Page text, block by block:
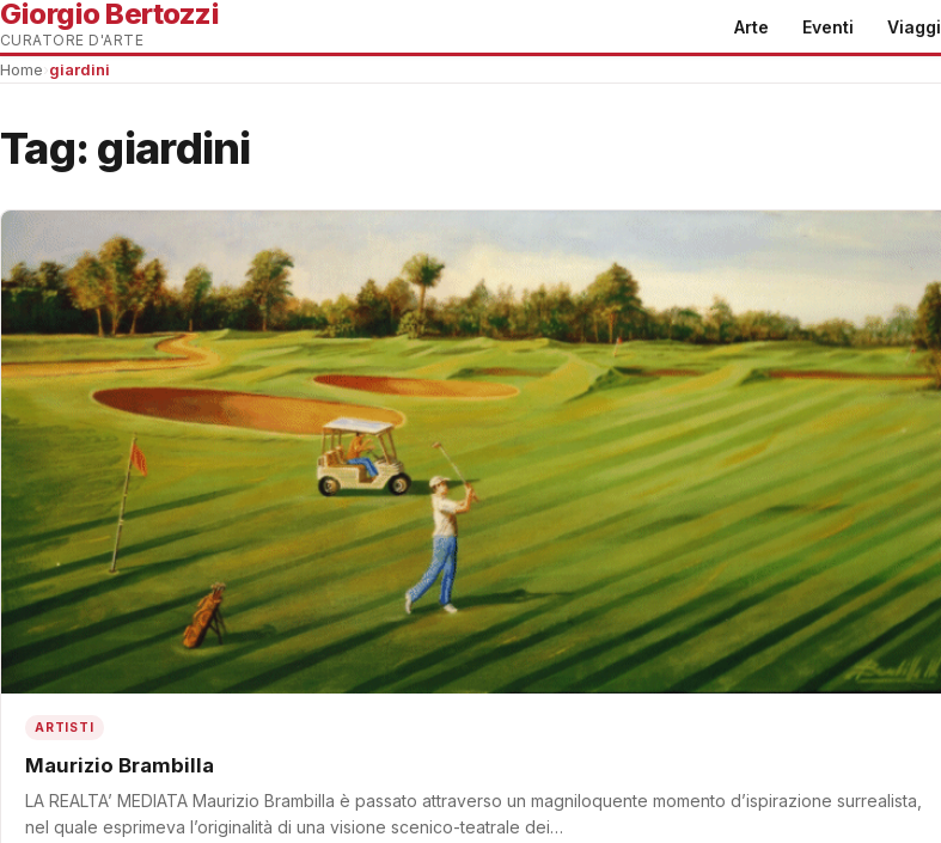
Giorgio Bertozzi
CURATORE D'ARTE
Arte Eventi Viaggi
Home giardini
Tag: giardini
ARTISTI
Maurizio Brambilla
LA REALTA’ MEDIATA Maurizio Brambilla è passato attraverso un magniloquente momento d’ispirazione surrealista,
nel quale esprimeva l’originalità di una visione scenico-teatrale dei…